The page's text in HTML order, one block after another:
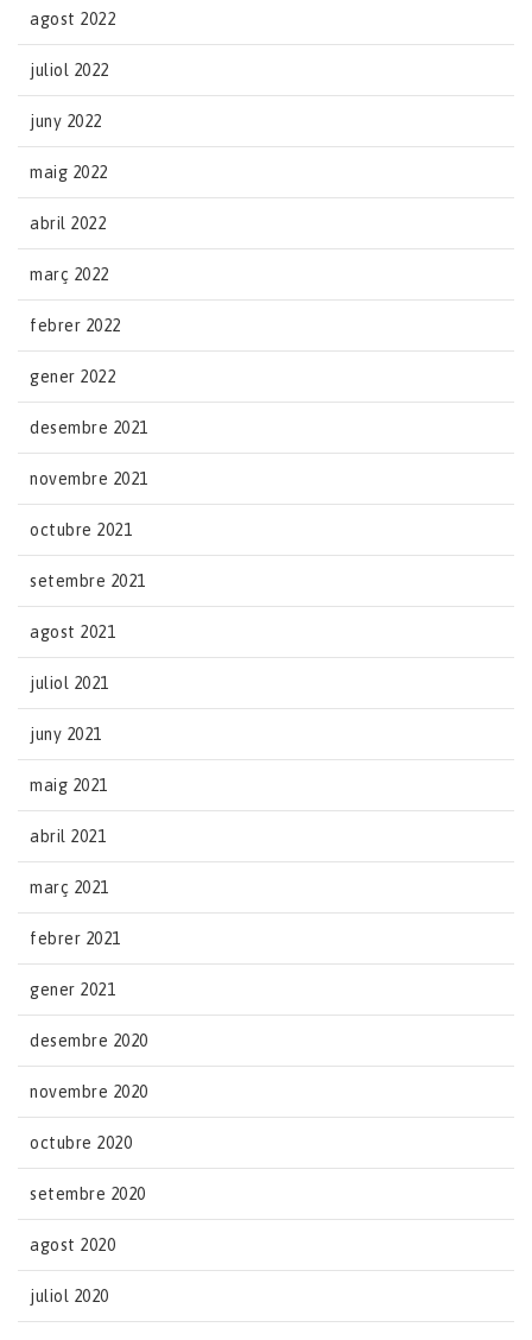
agost 2022
juliol 2022
juny 2022
maig 2022
abril 2022
març 2022
febrer 2022
gener 2022
desembre 2021
novembre 2021
octubre 2021
setembre 2021
agost 2021
juliol 2021
juny 2021
maig 2021
abril 2021
març 2021
febrer 2021
gener 2021
desembre 2020
novembre 2020
octubre 2020
setembre 2020
agost 2020
juliol 2020